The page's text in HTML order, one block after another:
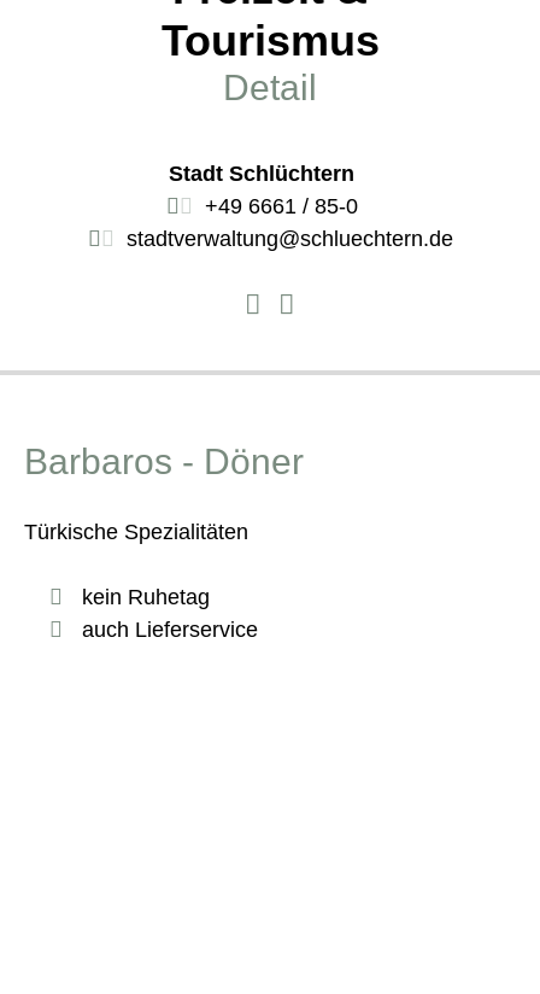
Tourismus
Detail
Stadt Schlüchtern
+49 6661 / 85-0
stadtverwaltung@schluechtern.de
Barbaros - Döner
Türkische Spezialitäten
kein Ruhetag
auch Lieferservice